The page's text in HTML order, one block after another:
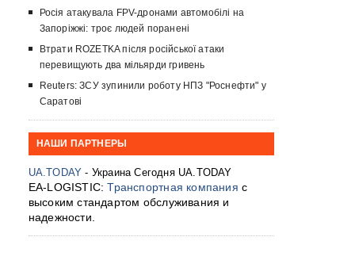
Росія атакувала FPV-дронами автомобілі на
Запоріжжі: троє людей поранені
Втрати ROZETKA після російської атаки
перевищують два мільярди гривень
Reuters: ЗСУ зупинили роботу НПЗ "Роснефти" у
Саратові
НАШИ ПАРТНЕРЫ
UA.TODAY - Украина Сегодня UA.TODAY
EA-LOGISTIC:Транспортная компания с
высоким стандартом обслуживания и
надежности.